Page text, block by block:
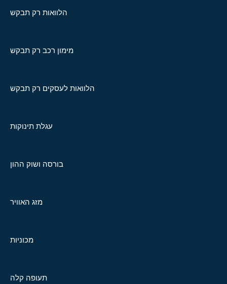
הלוואות רק תבקש
מימון רכב רק תבקש
הלוואות לעסקים רק תבקש
עגלת תינוקות
בורסה ושוק ההון
מזג האוויר
מכוניות
תעופה קלה